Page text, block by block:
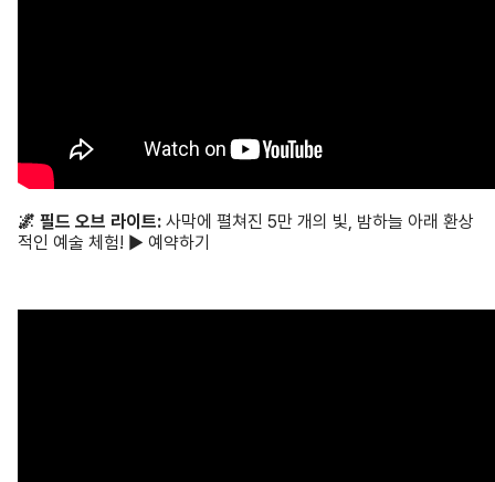
🌌 필드 오브 라이트: 사막에 펼쳐진 5만 개의 빛, 밤하늘 아래 환상
적인 예술 체험! ▶ 예약하기